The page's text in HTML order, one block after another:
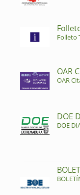
Folleto
OAR
OAR
DOE
DOE